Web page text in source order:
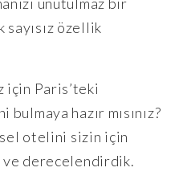
özellik
için Paris’teki
hazır mısınız?
otelini sizin için
derecelendirdik.